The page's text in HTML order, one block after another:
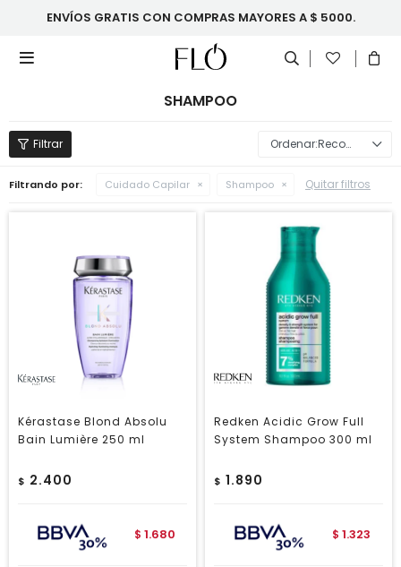
ENVÍOS GRATIS CON COMPRAS MAYORES A $ 5000.

SHAMPOO
Recomendados
Filtrando por: Cuidado Capilar Shampoo Quitar filtros
Kérastase Blond Absolu
Bain Lumière 250 ml
$ 2.400
$ 1.680
Redken Acidic Grow Full
System Shampoo 300 ml
$ 1.890
$ 1.323